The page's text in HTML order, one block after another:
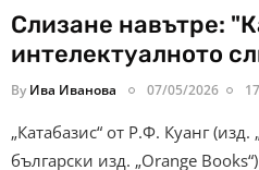
Слизане навътре:
интелектуалното
By Ива Иванова 07/05/2026
„Катабазис“ от Р.Ф. Куанг (изд.
български изд. „Orange